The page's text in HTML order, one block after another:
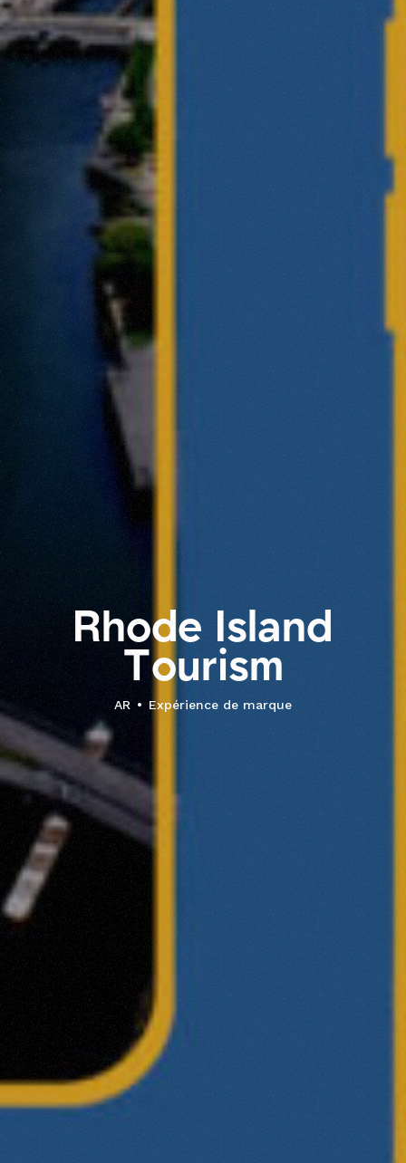
Rhode Island
Tourism
AR Expérience de marque